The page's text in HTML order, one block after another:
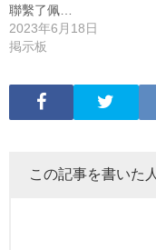
聯繫了佩…
2023年6月18日
掲示板
この記事を書いた人